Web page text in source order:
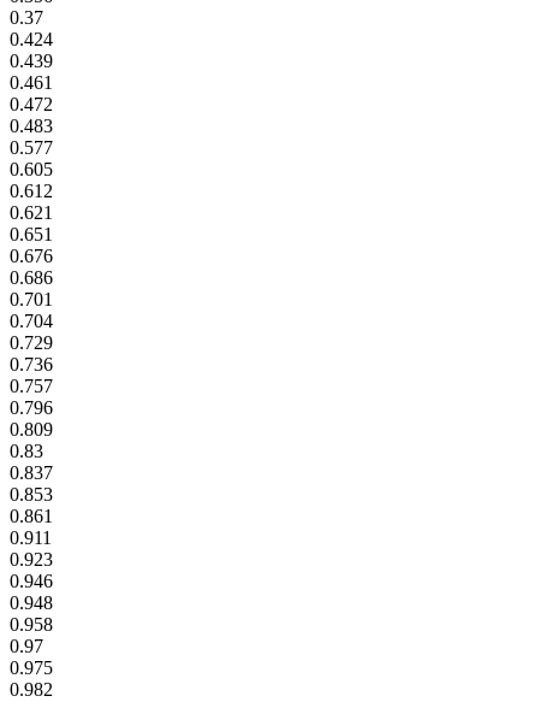
0.37
0.424
0.439
0.461
0.472
0.483
0.577
0.605
0.612
0.621
0.651
0.676
0.686
0.701
0.704
0.729
0.736
0.757
0.796
0.809
0.83
0.837
0.853
0.861
0.911
0.923
0.946
0.948
0.958
0.97
0.975
0.982